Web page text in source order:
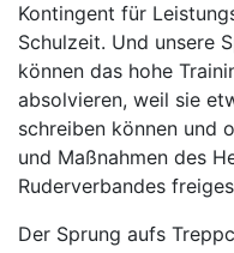
Kontingent für
Schulzeit. Und unsere
können das hohe
absolvieren, weil sie
schreiben können und
und Maßnahmen des
Ruderverbandes
Der Sprung aufs